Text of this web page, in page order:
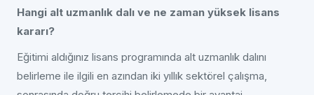
Hangi alt uzmanlık dalı ve ne zaman yüksek lisans
kararı?
Eğitimi aldığınız lisans programında alt uzmanlık dalını
belirleme ile ilgili en azından iki yıllık sektörel çalışma,